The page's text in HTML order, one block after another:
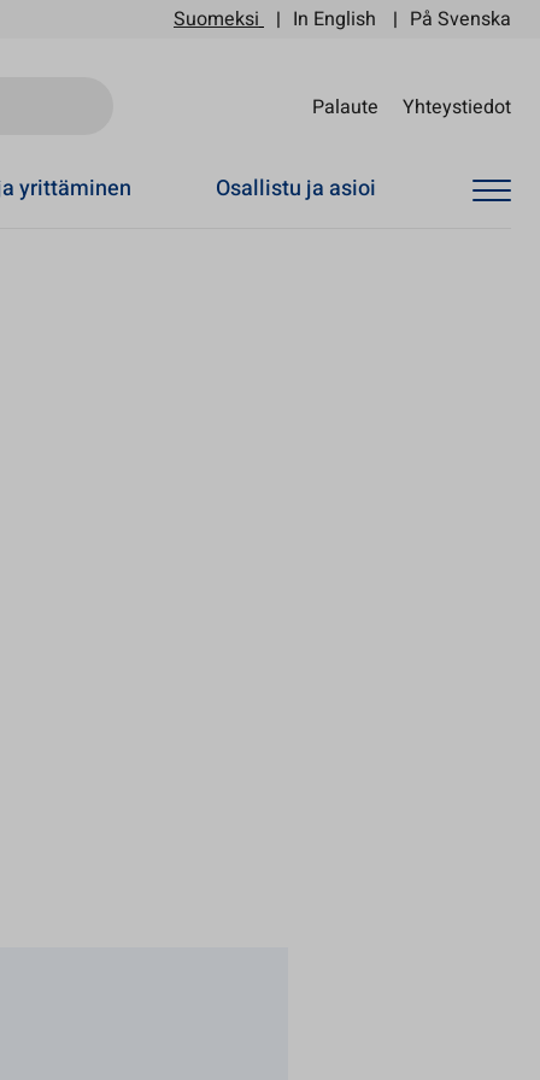
Suomeksi In English På Svenska
Palaute Yhteystiedot
yrittäminen Osallistu ja asioi